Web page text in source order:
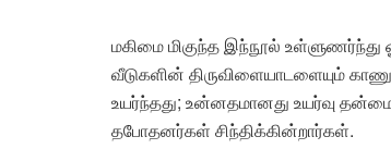
மகிமை மிகுந்த இந்நூல் உள்ளுணர்ந்து
வீடுகளின் திருவிளையாடளையும்
உயர்ந்தது; உன்னதமானது உயர்வு
தபோதனர்கள் சிந்திக்கின்றார்கள்.